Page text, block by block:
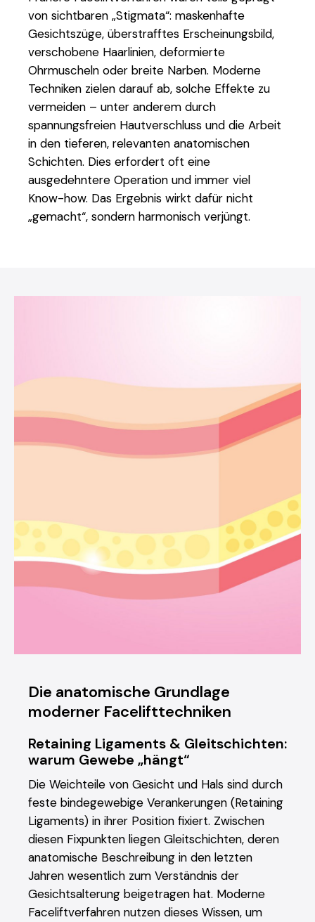
von sichtbaren „Stigmata“: maskenhafte
Gesichtszüge, überstrafftes Erscheinungsbild,
verschobene Haarlinien, deformierte
Ohrmuscheln oder breite Narben. Moderne
Techniken zielen darauf ab, solche Effekte zu
vermeiden – unter anderem durch
spannungsfreien Hautverschluss und die Arbeit
in den tieferen, relevanten anatomischen
Schichten. Dies erfordert oft eine
ausgedehntere Operation und immer viel
Know-how. Das Ergebnis wirkt dafür nicht
„gemacht“, sondern harmonisch verjüngt.
Die anatomische Grundlage
moderner Facelifttechniken
Retaining Ligaments & Gleitschichten:
warum Gewebe „hängt“
Die Weichteile von Gesicht und Hals sind durch
feste bindegewebige Verankerungen (Retaining
Ligaments) in ihrer Position fixiert. Zwischen
diesen Fixpunkten liegen Gleitschichten, deren
anatomische Beschreibung in den letzten
Jahren wesentlich zum Verständnis der
Gesichtsalterung beigetragen hat. Moderne
Faceliftverfahren nutzen dieses Wissen, um